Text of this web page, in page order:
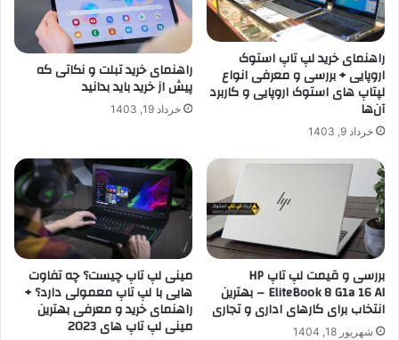
راهنمای خرید لپ تاپ استوک
اروپایی + بررسی و معرفی انواع
لپتاپ های استوک اروپایی و کاربرد
آن‌ها
خرداد 9, 1403
راهنمای خرید تبلت و نکاتی که
پیش از خرید باید بدانید
خرداد 19, 1403
بررسی و قیمت لپ تاپ HP
EliteBook 8 G1a 16 AI – بهترین
انتخاب برای کارهای اداری و تجاری
شهریور 18, 1404
مینی لپ تاپ چیست؟ چه تفاوت
هایی با لپ تاپ معمولی دارد؟ +
راهنمای خرید و معرفی بهترین
مینی لپ تاپ های 2023